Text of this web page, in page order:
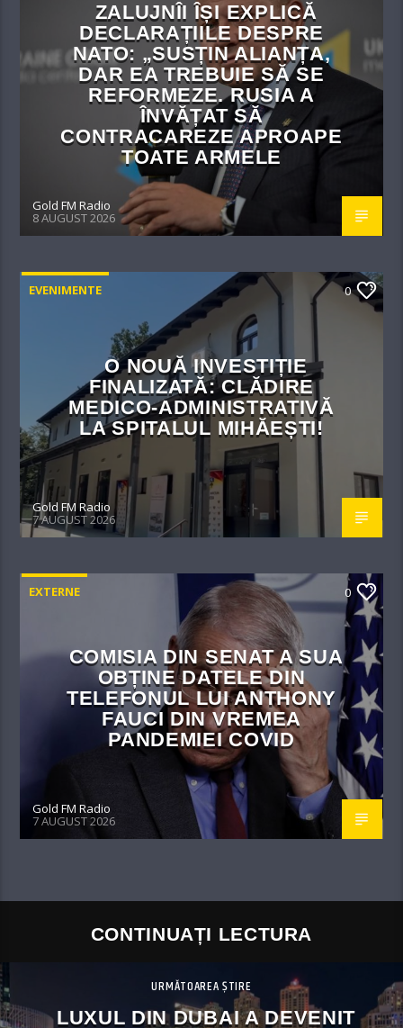
ZALUJNÎI ÎȘI EXPLICĂ
DECLARAȚIILE DESPRE
NATO: „SUSȚIN ALIANȚA,
DAR EA TREBUIE SĂ SE
REFORMEZE. RUSIA A
ÎNVĂȚAT SĂ
CONTRACAREZE APROAPE
TOATE ARMELE
Gold FM Radio
8 AUGUST 2026
EVENIMENTE 0
O NOUĂ INVESTIȚIE
FINALIZATĂ: CLĂDIRE
MEDICO-ADMINISTRATIVĂ
LA SPITALUL MIHĂEȘTI!​
Gold FM Radio
7 AUGUST 2026
EXTERNE 0
COMISIA DIN SENAT A SUA
OBȚINE DATELE DIN
TELEFONUL LUI ANTHONY
FAUCI DIN VREMEA
PANDEMIEI COVID
Gold FM Radio
7 AUGUST 2026
CONTINUAȚI LECTURA
URMĂTOAREA ȘTIRE
LUXUL DIN DUBAI A DEVENIT